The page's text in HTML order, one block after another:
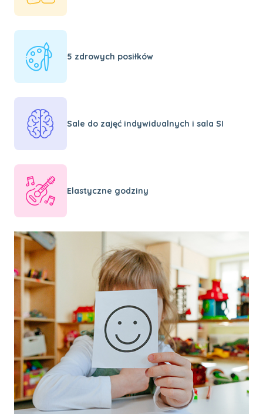
5 zdrowych posiłków
Sale do zajęć indywidualnych i sala SI
Elastyczne godziny